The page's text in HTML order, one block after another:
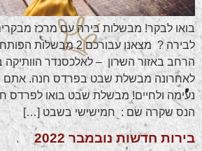
בואו לבקר! מבשלות בירה עם מרכז
לבירה ? מצאנו עבורכם 2
הרחב באזור השרון – לאלכסנדר
לאחרונה מבשלת שבט בפרדס חנה. אתם
נעימה ולחיים! מבשלת שבט בואו לפרדס
הנס שקרה שם : חמישישי בשבט […]
בירות חדשות נובמבר 2022